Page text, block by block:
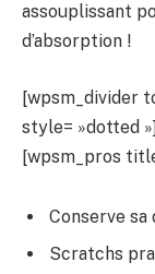
assouplissant
d’absorption !
[wpsm_divider
style= »dotted
[wpsm_pros
Conserve sa
Scratchs